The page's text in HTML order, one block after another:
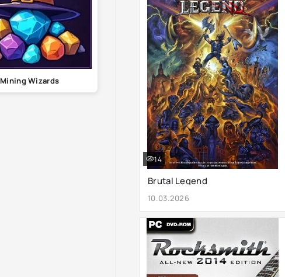
Mining Wizards
Brutal Legend
10.03.2026
14